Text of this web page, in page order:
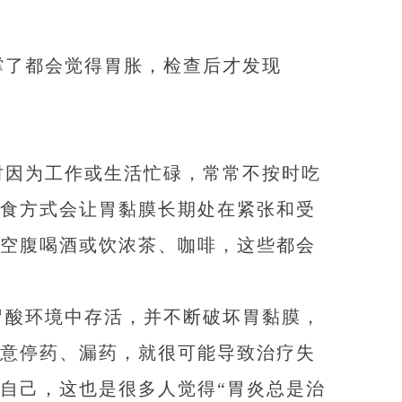
都会觉得胃胀，检查后才发现
为工作或生活忙碌，常常不按时吃
方式会让胃黏膜长期处在紧张和受
腹喝酒或饮浓茶、咖啡，这些都会
环境中存活，并不断破坏胃黏膜，
停药、漏药，就很可能导致治疗失
己，这也是很多人觉得“胃炎总是治